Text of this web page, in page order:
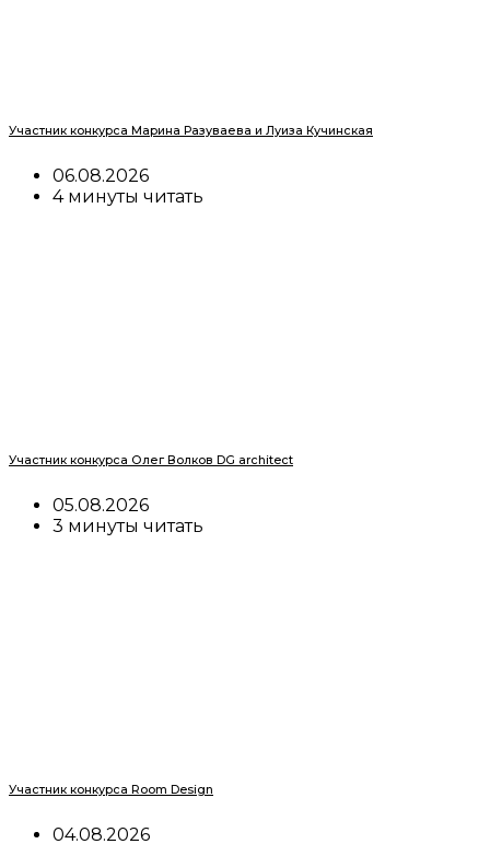
Участник конкурса Марина Разуваева и Луиза Кучинская
06.08.2026
4 минуты читать
Участник конкурса Олег Волков DG architect
05.08.2026
3 минуты читать
Участник конкурса Room Design
04.08.2026